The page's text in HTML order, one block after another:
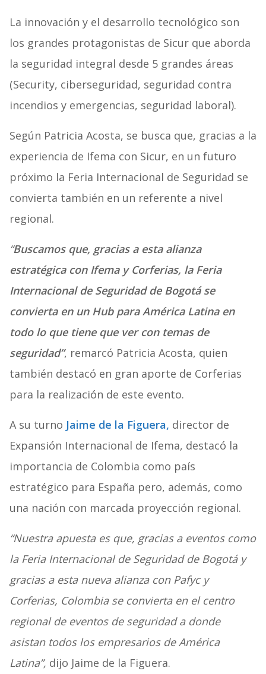
La innovación y el desarrollo tecnológico son
los grandes protagonistas de Sicur que aborda
la seguridad integral desde 5 grandes áreas
(Security, ciberseguridad, seguridad contra
incendios y emergencias, seguridad laboral).
Según Patricia Acosta, se busca que, gracias a la
experiencia de Ifema con Sicur, en un futuro
próximo la Feria Internacional de Seguridad se
convierta también en un referente a nivel
regional.
“Buscamos que, gracias a esta alianza
estratégica con Ifema y Corferias, la Feria
Internacional de Seguridad de Bogotá se
convierta en un Hub para América Latina en
todo lo que tiene que ver con temas de
seguridad”, remarcó Patricia Acosta, quien
también destacó en gran aporte de Corferias
para la realización de este evento.
A su turno Jaime de la Figuera, director de
Expansión Internacional de Ifema, destacó la
importancia de Colombia como país
estratégico para España pero, además, como
una nación con marcada proyección regional.
“Nuestra apuesta es que, gracias a eventos como
la Feria Internacional de Seguridad de Bogotá y
gracias a esta nueva alianza con Pafyc y
Corferias, Colombia se convierta en el centro
regional de eventos de seguridad a donde
asistan todos los empresarios de América
Latina”, dijo Jaime de la Figuera.